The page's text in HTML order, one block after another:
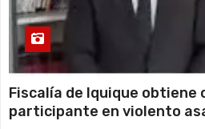
Fiscalía de Iquique obtiene
participante en violento